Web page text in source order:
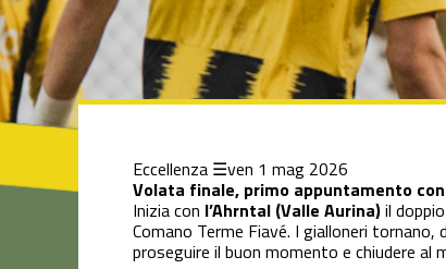
Eccellenza ven 1 mag 2026
Volata finale, primo appuntamento
Inizia con l’Ahrntal (Valle Aurina)il
Comano Terme Fiavé. I gialloneri tornano,
proseguire il buon momento e chiudere al
Dalla società
Eccellenza